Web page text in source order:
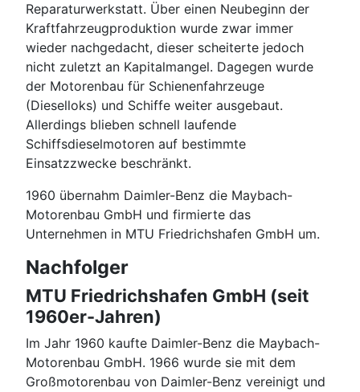
Reparaturwerkstatt. Über einen Neubeginn der
Kraftfahrzeugproduktion wurde zwar immer
wieder nachgedacht, dieser scheiterte jedoch
nicht zuletzt an Kapitalmangel. Dagegen wurde
der Motorenbau für Schienenfahrzeuge
(Dieselloks) und Schiffe weiter ausgebaut.
Allerdings blieben schnell laufende
Schiffsdieselmotoren auf bestimmte
Einsatzzwecke beschränkt.
1960 übernahm Daimler-Benz die Maybach-
Motorenbau GmbH und firmierte das
Unternehmen in MTU Friedrichshafen GmbH um.
Nachfolger
MTU Friedrichshafen GmbH (seit
1960er-Jahren)
Im Jahr 1960 kaufte Daimler-Benz die Maybach-
Motorenbau GmbH. 1966 wurde sie mit dem
Großmotorenbau von Daimler-Benz vereinigt und